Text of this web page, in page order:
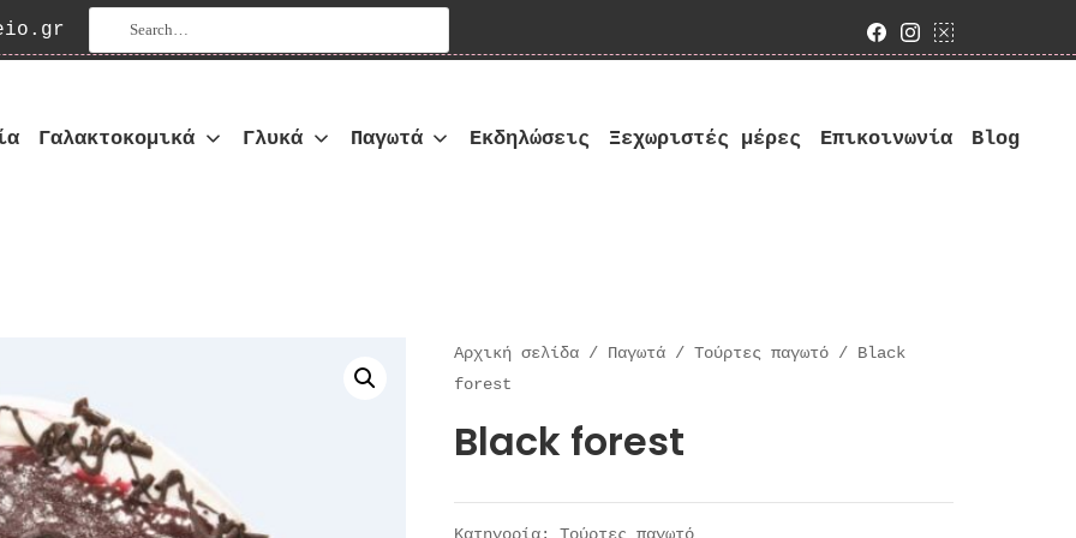
Αναζήτηση για: Facebook
Instagram
google
Γαλακτοκομικά Γλυκά Παγωτά Εκδηλώσεις Ξεχωριστές μέρες Επικοινωνία Blog
Αρχική σελίδα / Παγωτά / Τούρτες παγωτό / Black
forest
Black forest